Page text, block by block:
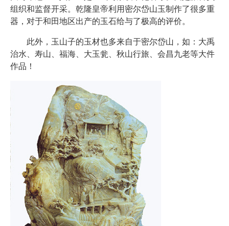
组织和监督开采。乾隆皇帝利用密尔岱山玉制作了很多重
器，对于和田地区出产的玉石给与了极高的评价。
此外，玉山子的玉材也多来自于密尔岱山，如：大禹
治水、寿山、福海、大玉瓮、秋山行旅、会昌九老等大件
作品！